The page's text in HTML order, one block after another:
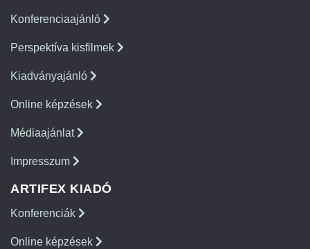
Konferenciaajánló
Perspektíva kisfilmek
Kiadványajánló
Online képzések
Médiaajánlat
Impresszum
ARTIFEX KIADÓ
Konferenciák
Online képzések